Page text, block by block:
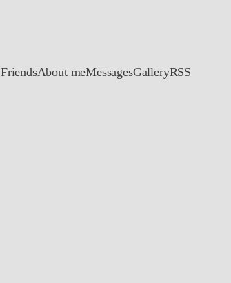
FriendsAbout meMessagesGalleryRSS